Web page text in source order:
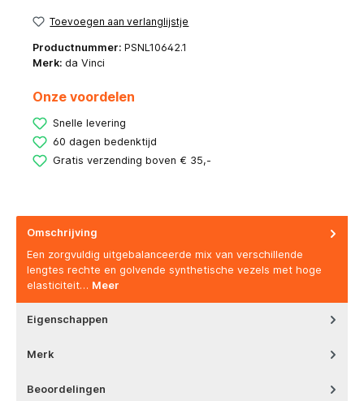
Toevoegen aan verlanglijstje
Productnummer: PSNL10642.1
Merk: da Vinci
Onze voordelen
Snelle levering
60 dagen bedenktijd
Gratis verzending boven € 35,-
Omschrijving
Een zorgvuldig uitgebalanceerde mix van verschillende
lengtes rechte en golvende synthetische vezels met hoge
elasticiteit… Meer
Eigenschappen
Merk
Beoordelingen